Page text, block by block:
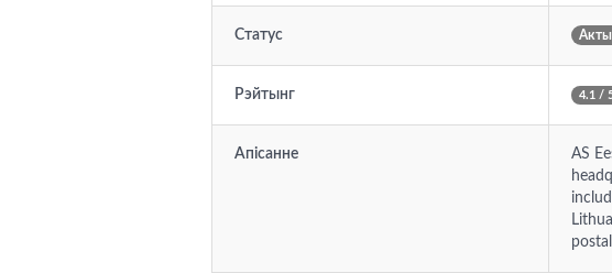
Статус
Рэйтынг 4.1 /
Апісанне
AS